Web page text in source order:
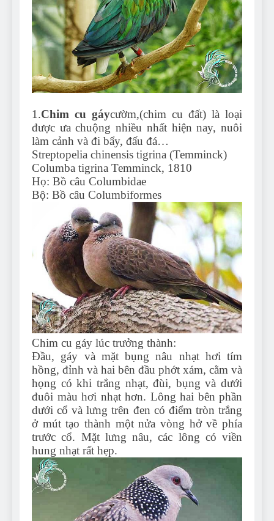
Can Bulldogs Play Fetch?
And How to Train Them!
7 Năm Ago
How Often Do I Need to
Groom My Bulldog
7 Năm Ago
1.Chim cu gáycườm,(chim cu đất) là loại
được ưa chuộng nhiều nhất hiện nay, nuôi
làm cảnh và đi bẩy, đấu đá…
Streptopelia chinensis tigrina (Temminck)
Columba tigrina Temminck, 1810
Họ: Bồ câu Columbidae
Bộ: Bồ câu Columbiformes
Chim cu gáy lúc trưởng thành:
Đầu, gáy và mặt bụng nâu nhạt hơi tím
hồng, đỉnh và hai bên đầu phớt xám, cằm và
họng có khi trắng nhạt, đùi, bụng và dưới
đuôi màu hơi nhạt hơn. Lông hai bên phần
dưới cổ và lưng trên đen có điểm tròn trắng
ở mút tạo thành một nửa vòng hở về phía
trước cổ. Mặt lưng nâu, các lông có viền
hung nhạt rất hẹp.